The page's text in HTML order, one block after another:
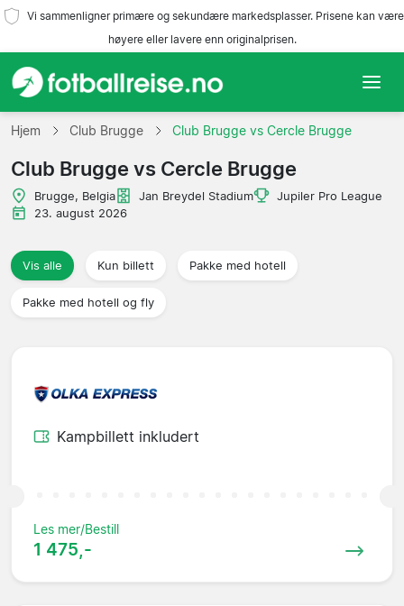
Vi sammenligner primære og sekundære markedsplasser. Prisene kan være
høyere eller lavere enn originalprisen.
Hjem
Lag
Ligaer
Reisebyråer
Hjem Club Brugge Club Brugge vs Cercle Brugge
Club Brugge vs Cercle Brugge
Brugge, Belgia Jan Breydel Stadium
Jupiler Pro League
23. august 2026
Vis alle Kun billett Pakke med hotell
Pakke med hotell og fly
Kampbillett inkludert
Les mer/Bestill
1 475,-